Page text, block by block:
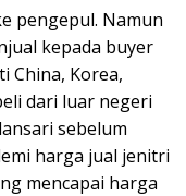
pengepul. Namun
kepada buyer
China, Korea,
dari luar negeri
sebelum
harga jual jenitri
mencapai harga